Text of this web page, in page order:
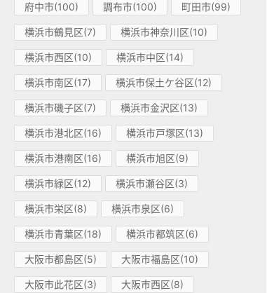
府中市(100) 調布市(100) 町田市(99)
横浜市鶴見区(7) 横浜市神奈川区(10)
横浜市西区(10) 横浜市中区(14)
横浜市南区(17) 横浜市保土ケ谷区(12)
横浜市磯子区(7) 横浜市金沢区(13)
横浜市港北区(16) 横浜市戸塚区(13)
横浜市港南区(16) 横浜市旭区(9)
横浜市緑区(12) 横浜市瀬谷区(3)
横浜市栄区(8) 横浜市泉区(6)
横浜市青葉区(18) 横浜市都筑区(6)
大阪市都島区(5) 大阪市福島区(10)
大阪市此花区(3) 大阪市西区(8)